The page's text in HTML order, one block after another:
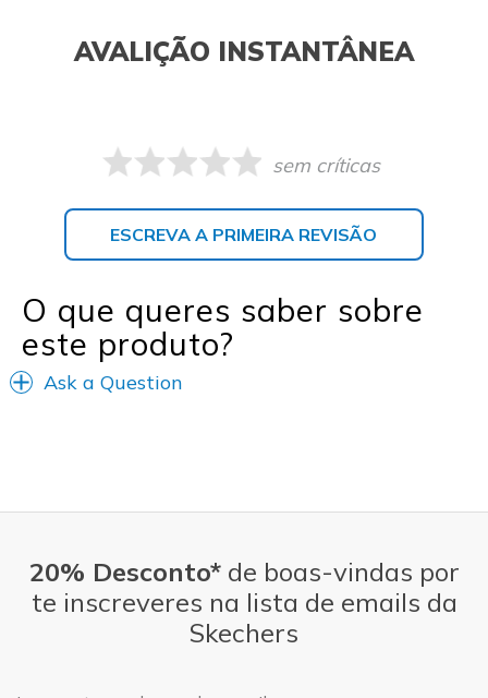
AVALIÇÃO INSTANTÂNEA
sem críticas
ESCREVA A PRIMEIRA REVISÃO
O que queres saber sobre
este produto?
Ask a Question
20% Desconto*de boas-vindas por
te inscreveres na lista de emails da
Skechers
Endereço de e-mail